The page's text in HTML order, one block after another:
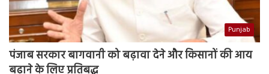
Punjab
पंजाब सरकार बागवानी को बढ़ावा देने और किसानों की आय
बढ़ाने के लिए प्रतिबद्ध